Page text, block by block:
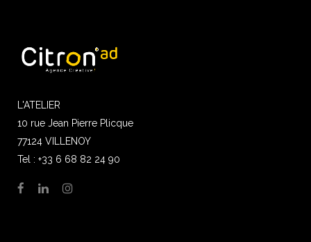
L'ATELIER
10 rue Jean Pierre Plicque
77124 VILLENOY
Tel : +33 6 68 82 24 90